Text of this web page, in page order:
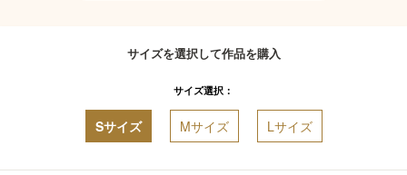
サイズを選択して作品を購入
サイズ選択：
Sサイズ Mサイズ Lサイズ